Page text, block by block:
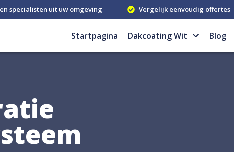
specialisten uit uw omgeving Vergelijk eenvoudig offertes
Startpagina Dakcoating Wit Blog